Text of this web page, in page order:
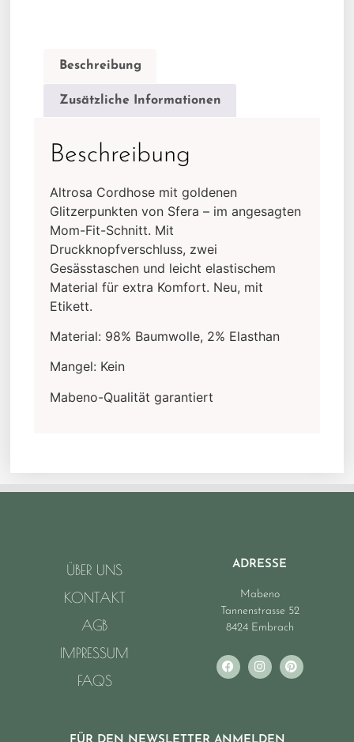
Beschreibung
Zusätzliche Informationen
Beschreibung
Altrosa Cordhose mit goldenen
Glitzerpunkten von Sfera – im angesagten
Mom-Fit-Schnitt. Mit
Druckknopfverschluss, zwei
Gesässtaschen und leicht elastischem
Material für extra Komfort. Neu, mit
Etikett.
Material: 98% Baumwolle, 2% Elasthan
Mangel: Kein
Mabeno-Qualität garantiert
ÜBER UNS
KONTAKT
AGB
IMPRESSUM
FAQS
ADRESSE
Mabeno
Tannenstrasse 52
8424 Embrach